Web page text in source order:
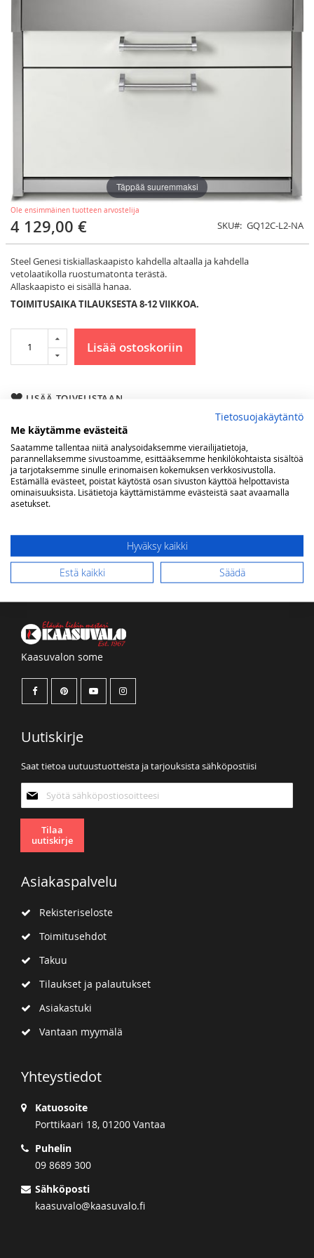
Ole ensimmäinen tuotteen arvostelija
4 129,00 € SKU GQ12C-L2-NA
Steel Genesi tiskiallaskaapisto kahdella altaalla ja kahdella
vetolaatikolla ruostumatonta terästä.
Allaskaapisto ei sisällä hanaa.
TOIMITUSAIKA TILAUKSESTA 8-12 VIIKKOA.
Lisää ostoskoriin
LISÄÄ TOIVELISTAAN
Täppää suuremmaksi
Lisätietoja
Lisätietoja(lxsxk) 117,2 x 59,9 x 90,2 cm
Genesi
Arvostelut
Kaasuvalon some
Uutiskirje
Saat tietoa uutuustuotteista ja tarjouksista sähköpostiisi
uutiskirjeemme:
Tilaa
uutiskirje
Asiakaspalvelu
Rekisteriseloste
Toimitusehdot
Takuu
Tilaukset ja palautukset
Asiakastuki
Vantaan myymälä
Yhteystiedot
Katuosoite
Porttikaari 18, 01200 Vantaa
Puhelin
09 8689 300
Sähköposti
kaasuvalo@kaasuvalo.fi
Tietosuojakäytäntö
Me käytämme evästeitä
Saatamme tallentaa niitä analysoidaksemme vierailijatietoja,
parannellaksemme sivustoamme, esittääksemme henkilökohtaista sisältöä
ja tarjotaksemme sinulle erinomaisen kokemuksen verkkosivustolla.
Estämällä evästeet, poistat käytöstä osan sivuston käyttöä helpottavista
ominaisuuksista. Lisätietoja käyttämistämme evästeistä saat avaamalla
asetukset.
Hyväksy kaikki
Estä kaikki Säädä